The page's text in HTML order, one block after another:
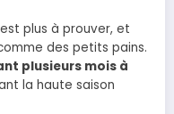
plus à prouver, et
des petits pains.
plusieurs mois à
la haute saison